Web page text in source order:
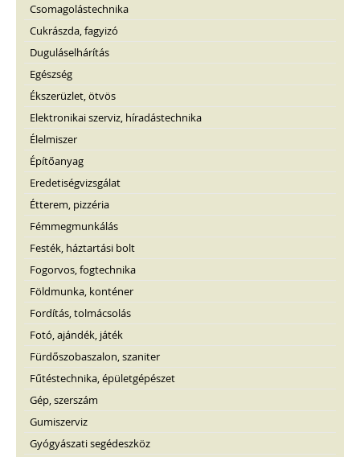
Csomagolástechnika
Cukrászda, fagyizó
Duguláselhárítás
Egészség
Ékszerüzlet, ötvös
Elektronikai szerviz, híradástechnika
Élelmiszer
Építőanyag
Eredetiségvizsgálat
Étterem, pizzéria
Fémmegmunkálás
Festék, háztartási bolt
Fogorvos, fogtechnika
Földmunka, konténer
Fordítás, tolmácsolás
Fotó, ajándék, játék
Fürdőszobaszalon, szaniter
Fűtéstechnika, épületgépészet
Gép, szerszám
Gumiszerviz
Gyógyászati segédeszköz